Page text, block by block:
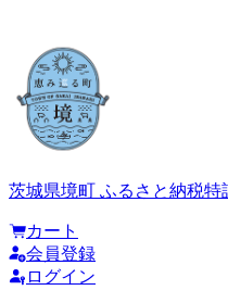
茨城県境町 ふるさと納税特
カート
会員登録
ログイン